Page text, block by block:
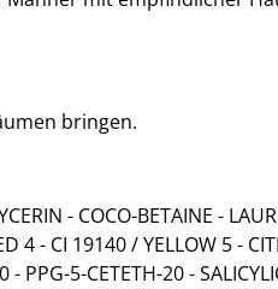
bringen.
- COCO-BETAINE -
4 - CI 19140 / YELLOW 5 -
PPG-5-CETETH-20 -